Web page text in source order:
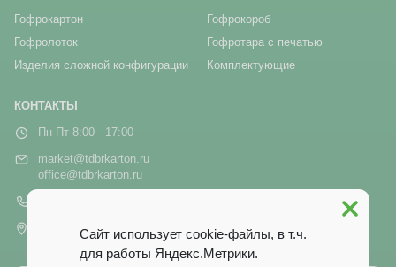
Гофрокартон
Гофрокороб
Гофролоток
Гофротара с печатью
Изделия сложной конфигурации
Комплектующие
КОНТАКТЫ
Пн-Пт 8:00 - 17:00
market@tdbrkarton.ru
office@tdbrkarton.ru
г. Брянск, рп Белые Берега,
ул. Белобережская, 1А
Сайт использует cookie-файлы, в т.ч.
для работы Яндекс.Метрики.